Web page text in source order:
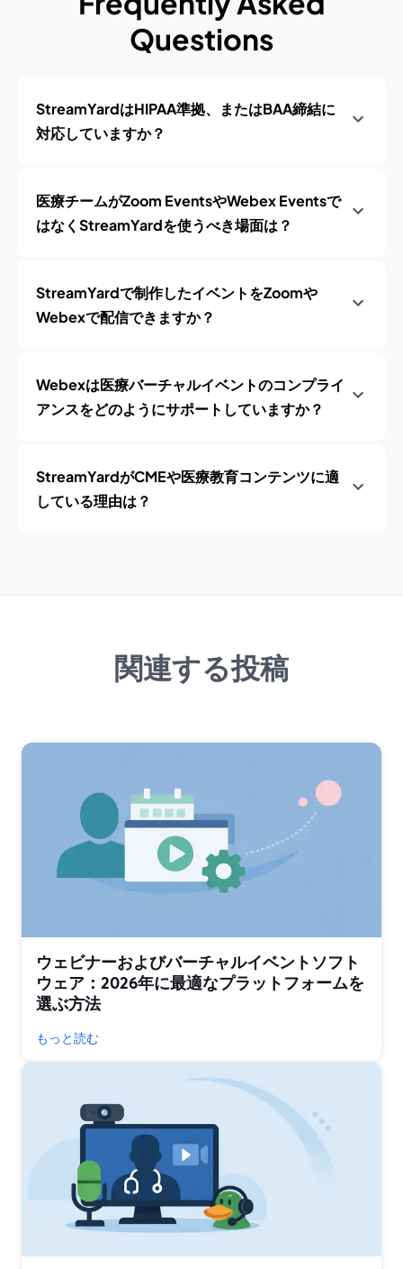
Questions
StreamYardはHIPAA準拠、またはBAA締結に
対応していますか？
医療チームがZoom EventsやWebex Eventsで
はなくStreamYardを使うべき場面は？
StreamYardで制作したイベントをZoomや
Webexで配信できますか？
Webexは医療バーチャルイベントのコンプライ
アンスをどのようにサポートしていますか？
StreamYardがCMEや医療教育コンテンツに適
している理由は？
関連する投稿
ウェビナーおよびバーチャルイベントソフト
ウェア：2026年に最適なプラットフォームを
選ぶ方法
もっと読む